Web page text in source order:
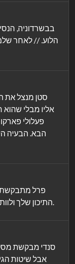
בבשרדוניה,
הלוע. // לאחר
סטן מנצל את
אליו מבלי
פעלולי
הבא. הבעיה
פרל מתבקשת
התיכון שלך ולוותר על תפקיד המעודדת. כ' עב'. מדובב. ש.ח.
סנדי מבקשת
אבל שיטות